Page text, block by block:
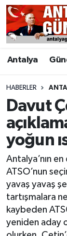
Antalya
HABERLER
Davut
yoğun
Antalya’nın
ATSO’nun
yavaş yavaş
tartışmalara
kaybeden
yeniden aday
Antalya
Asayiş
Bilim &
Bölge
EĞİTİM
Ekonomi
Genel
Görüntülü
Antalya
Antalya
Antalya
Antalya
Süper Lig
Tüm
Son
Haber